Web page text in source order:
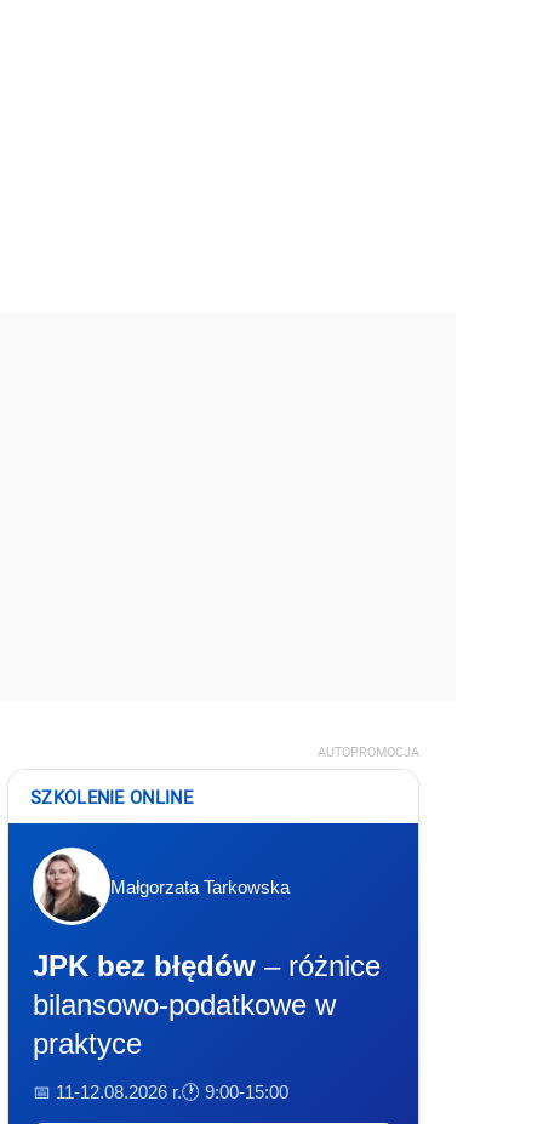
AUTOPROMOCJA
SZKOLENIE ONLINE
Małgorzata Tarkowska
JPK bez błędów – różnice
bilansowo-podatkowe w
praktyce
📅 11-12.08.2026 r.🕐 9:00-15:00